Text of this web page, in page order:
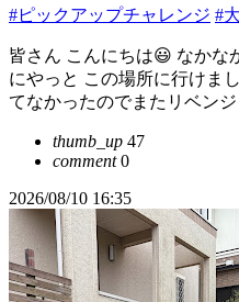
#ピックアップチャレンジ #
皆さん こんにちは😃 なかな
にやっと この場所に行けま
てなかったのでまたリベン
thumb_up 47
comment0
2026/08/10 16:35